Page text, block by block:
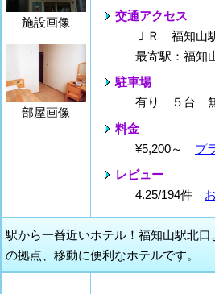
施設画像
部屋画像
交通アクセス
ＪＲ 福知山
最寄駅：福知
駐車場
有り ５台
料金
¥5,200～ プ
レビュー
4.25/194件
駅から一番近いホテル！福知山駅北
の拠点、移動に便利なホテルです。